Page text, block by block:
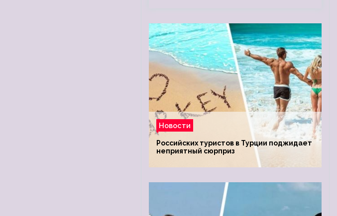
Новости
Российских туристов в Турции поджидает
неприятный сюрприз